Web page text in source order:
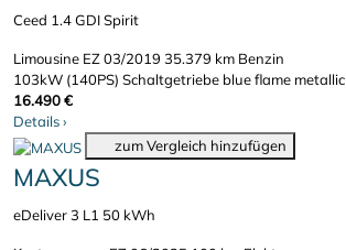
Ceed 1.4 GDI Spirit
Limousine EZ 03/2019 35.379 km Benzin
103kW (140PS) Schaltgetriebe blue flame metallic
16.490 €
Details›
zum Vergleich hinzufügen
MAXUS
eDeliver 3 L1 50 kWh